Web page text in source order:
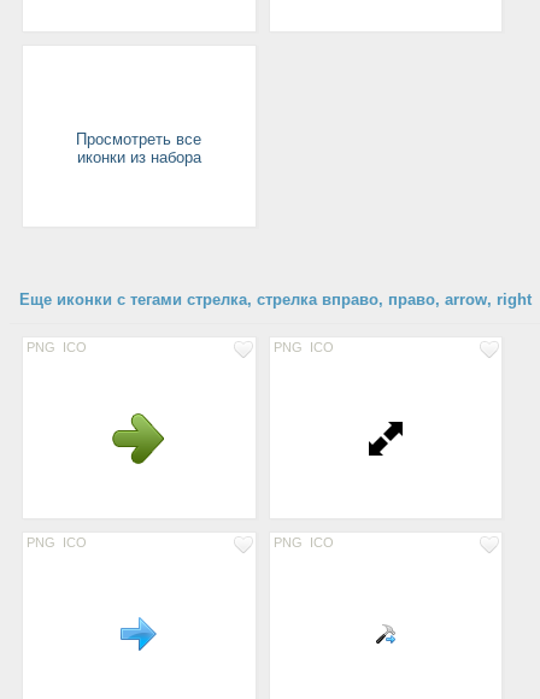
Просмотреть все
иконки из набора
Еще иконки с тегами стрелка, стрелка вправо, право, arrow, right
PNG ICO PNG ICO
PNG ICO PNG ICO